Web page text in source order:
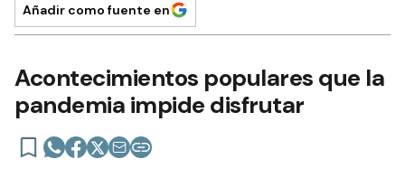
Añadir como fuente en
Acontecimientos populares que la
pandemia impide disfrutar